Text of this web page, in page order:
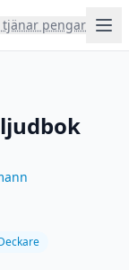
tjänar pengar